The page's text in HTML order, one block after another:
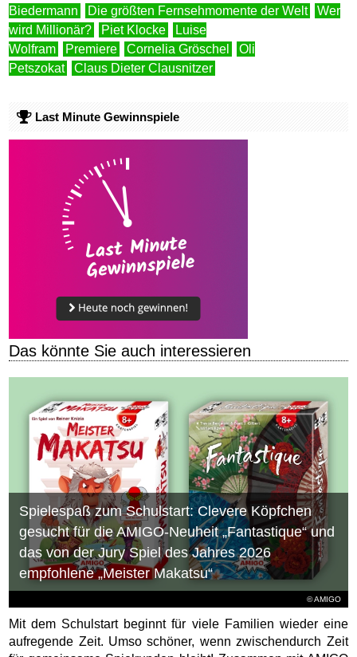
Biedermann
Die größten Fernsehmomente der Welt
Wer
wird Millionär?
Piet Klocke
Luise
Wolfram
Premiere Cornelia Gröschel
Oli
Petszokat
Claus Dieter Clausnitzer
Last Minute Gewinnspiele
Das könnte Sie auch interessieren
© AMIGO
Spielespaß zum Schulstart: Clevere Köpfchen
gesucht für die AMIGO-Neuheit „Fantastique“ und
das von der Jury Spiel des Jahres 2026
empfohlene „Meister Makatsu“
Mit dem Schulstart beginnt für viele Familien wieder eine
aufregende Zeit. Umso schöner, wenn zwischendurch Zeit